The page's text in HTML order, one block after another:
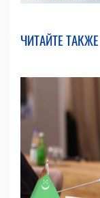
ЧИТАЙТЕ ТАКЖЕ